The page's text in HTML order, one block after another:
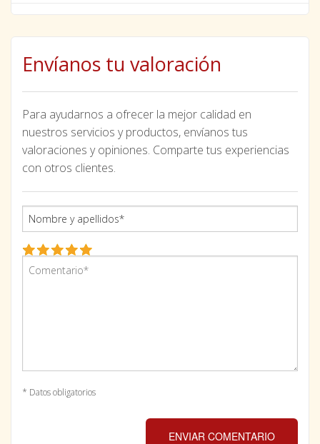
Envíanos tu valoración
Para ayudarnos a ofrecer la mejor calidad en
nuestros servicios y productos, envíanos tus
valoraciones y opiniones. Comparte tus experiencias
con otros clientes.
* Datos obligatorios
ENVIAR COMENTARIO